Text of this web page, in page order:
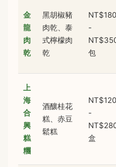
金
龍
肉
乾
黑胡椒豬
肉乾、泰
式檸檬肉
乾
NT$180
-
包
上
海
合
興
糕
糰
酒釀桂花
糕、赤豆
鬆糕
NT$120
-
盒